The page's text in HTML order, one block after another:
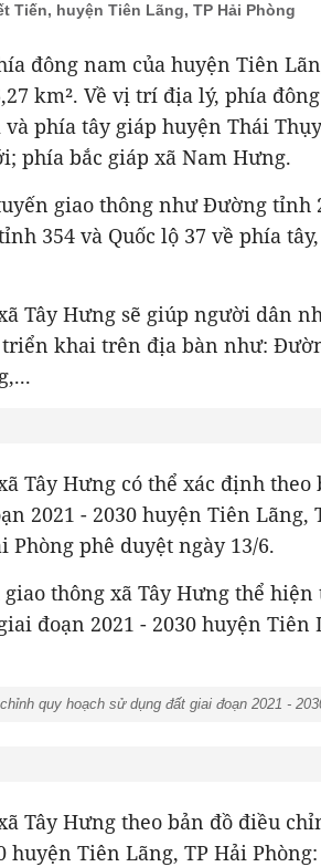
Tiến, huyện Tiên Lãng, TP Hải Phòng
đông nam của huyện Tiên
km². Về vị trí địa lý, phía
phía tây giáp huyện Thái
phía bắc giáp xã Nam Hưng.
giao thông như Đường tỉnh
354 và Quốc lộ 37 về phía
Tây Hưng sẽ giúp người dân
khai trên địa bàn như:
Tây Hưng có thể xác định
2021 - 2030 huyện Tiên Lãng,
Phòng phê duyệt ngày 13/6.
thông xã Tây Hưng thể
đoạn 2021 - 2030 huyện Tiên
quy hoạch sử dụng đất giai đoạn 2021 -
Tây Hưng theo bản đồ điều
huyện Tiên Lãng, TP Hải Phòng: